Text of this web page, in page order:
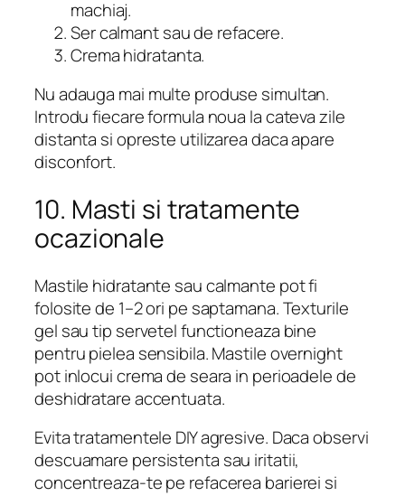
machiaj.
Ser calmant sau de refacere.
Crema hidratanta.
Nu adauga mai multe produse simultan.
Introdu fiecare formula noua la cateva zile
distanta si opreste utilizarea daca apare
disconfort.
10. Masti si tratamente
ocazionale
Mastile hidratante sau calmante pot fi
folosite de 1–2 ori pe saptamana. Texturile
gel sau tip servetel functioneaza bine
pentru pielea sensibila. Mastile overnight
pot inlocui crema de seara in perioadele de
deshidratare accentuata.
Evita tratamentele DIY agresive. Daca observi
descuamare persistenta sau iritatii,
concentreaza-te pe refacerea barierei si